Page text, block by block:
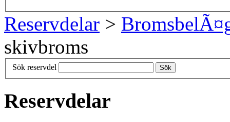
Reservdelar >
skivbroms
Sök reservdel Sök
Reservdelar